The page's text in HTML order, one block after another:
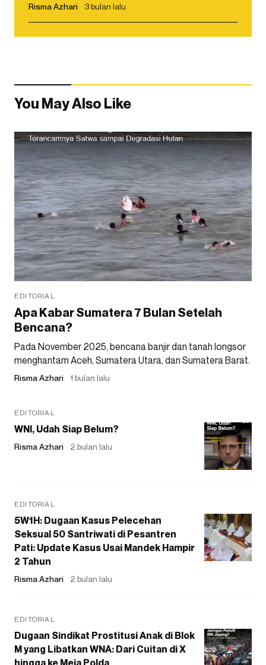
Risma Azhari 3 bulan lalu
You May Also Like
EDITORIAL
Apa Kabar Sumatera 7 Bulan Setelah
Bencana?
Pada November 2025, bencana banjir dan tanah longsor
menghantam Aceh, Sumatera Utara, dan Sumatera Barat.
Risma Azhari 1 bulan lalu
EDITORIAL
WNI, Udah Siap Belum?
Risma Azhari 2 bulan lalu
EDITORIAL
5W1H: Dugaan Kasus Pelecehan
Seksual 50 Santriwati di Pesantren
Pati: Update Kasus Usai Mandek Hampir
2 Tahun
Risma Azhari 2 bulan lalu
EDITORIAL
Dugaan Sindikat Prostitusi Anak di Blok
M yang Libatkan WNA: Dari Cuitan di X